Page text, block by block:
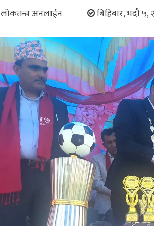
लोकतन्त्र अनलाईन बिहिबार, भदौ ५,